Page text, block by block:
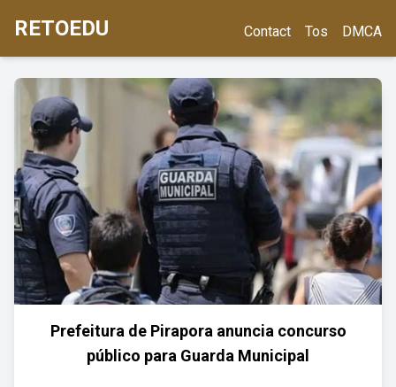
RETOEDU Contact Tos DMCA
Prefeitura de Pirapora anuncia concurso
público para Guarda Municipal